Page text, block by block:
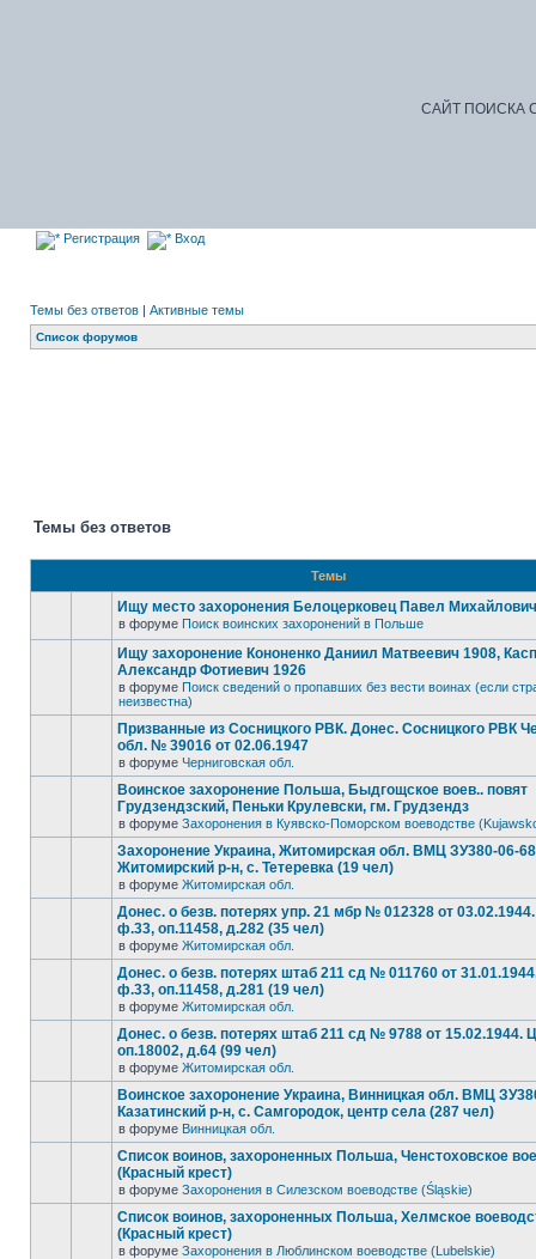
САЙТ ПОИСКА
Регистрация Вход
Темы без ответов | Активные темы
Список форумов
Темы без ответов
Темы
Ищу место захоронения Белоцерковец Павел
в форуме Поиск воинских захоронений в Польше
Ищу захоронение Кононенко Даниил Матвеевич 1908,
Александр Фотиевич 1926
в форуме Поиск сведений о пропавших без вести воинах (если
неизвестна)
Призванные из Сосницкого РВК. Донес. Сосницкого РВК
обл. № 39016 от 02.06.1947
в форуме Черниговская обл.
Воинское захоронение Польша, Быдгощское воев.. повят
Грудзендзский, Пеньки Крулевски, гм. Грудзендз
в форуме Захоронения в Куявско-Поморском воеводстве
Захоронение Украина, Житомирская обл. ВМЦ ЗУ380-06-
Житомирский р-н, с. Тетеревка (19 чел)
в форуме Житомирская обл.
Донес. о безв. потерях упр. 21 мбр № 012328 от
ф.33, оп.11458, д.282 (35 чел)
в форуме Житомирская обл.
Донес. о безв. потерях штаб 211 сд № 011760 от
ф.33, оп.11458, д.281 (19 чел)
в форуме Житомирская обл.
Донес. о безв. потерях штаб 211 сд № 9788 от
оп.18002, д.64 (99 чел)
в форуме Житомирская обл.
Воинское захоронение Украина, Винницкая обл. ВМЦ
Казатинский р-н, с. Самгородок, центр села (287 чел)
в форуме Винницкая обл.
Список воинов, захороненных Польша, Ченстоховское
(Красный крест)
в форуме Захоронения в Силезском воеводстве (Śląskie)
Список воинов, захороненных Польша, Хелмское
(Красный крест)
в форуме Захоронения в Люблинском воеводстве (Lubelskie)